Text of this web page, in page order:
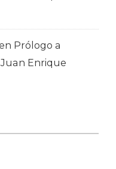
Prólogo a
Enrique